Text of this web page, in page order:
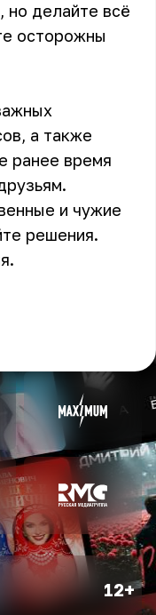
но делайте всё
осторожны
а также
ранее время
и чужие
решения.
12+